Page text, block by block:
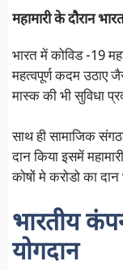
महामारी के दौरान
भारत में कोविड -19
महत्वपूर्ण कदम उठाए
मास्क की भी सुविधा
साथ ही सामाजिक
दान किया इसमें
कोषों मे करोडो का दान
भारतीय
योगदान